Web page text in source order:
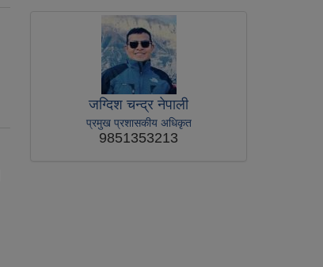
जग्दिश चन्द्र नेपाली
प्रमुख प्रशासकीय अधिकृत
9851353213